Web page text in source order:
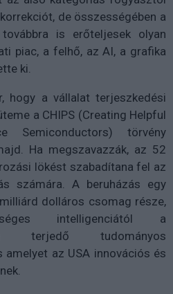
de összességében a
is erőteljesek olyan
piac, a felhő, az AI, a grafika
ki.
hogy a vállalat terjeszkedési
a CHIPS (Creating Helpful
Semiconductors) törvény
Ha megszavazzák, az 52
lökést szabadítana fel az
számára. A beruházás egy
dolláros csomag része,
intelligenciától a
terjedő tudományos
az USA innovációs és